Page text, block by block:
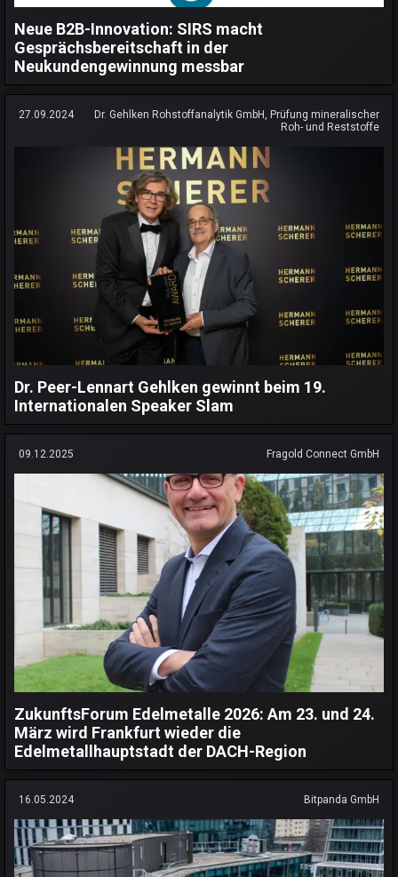
Neue B2B-Innovation: SIRS macht
Gesprächsbereitschaft in der
Neukundengewinnung messbar
27.09.2024
Dr. Gehlken Rohstoffanalytik GmbH, Prüfung mineralischer
Roh- und Reststoffe
Dr. Peer-Lennart Gehlken gewinnt beim 19.
Internationalen Speaker Slam
09.12.2025 Fragold Connect GmbH
ZukunftsForum Edelmetalle 2026: Am 23. und 24.
März wird Frankfurt wieder die
Edelmetallhauptstadt der DACH-Region
16.05.2024 Bitpanda GmbH